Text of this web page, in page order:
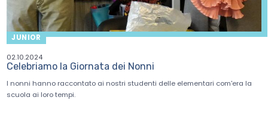
JUNIOR
02.10.2024
Celebriamo la Giornata dei Nonni
I nonni hanno raccontato ai nostri studenti delle elementari com'era la
scuola ai loro tempi.